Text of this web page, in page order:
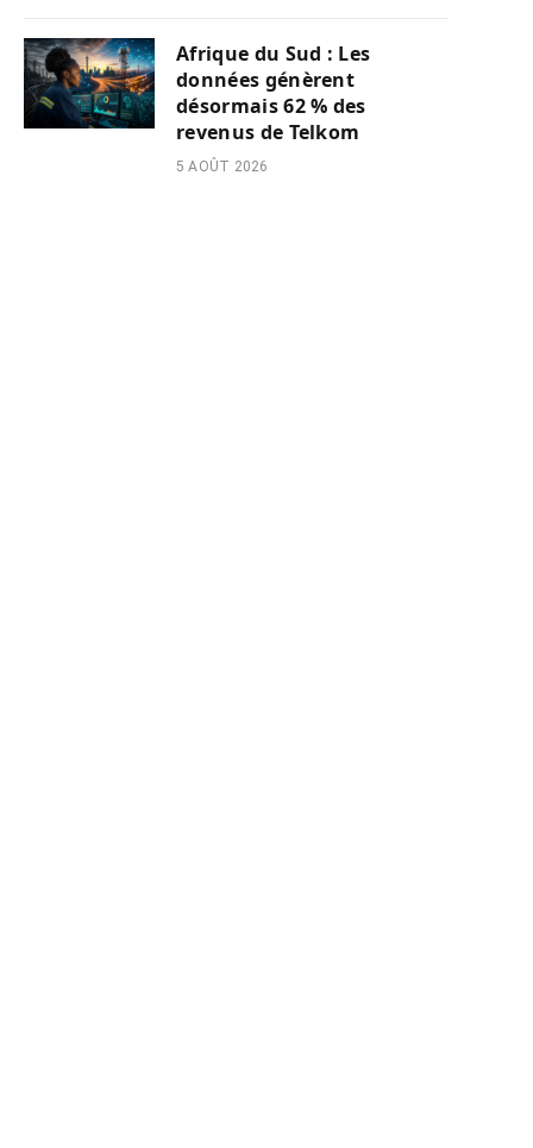
Afrique du Sud : Les
données génèrent
désormais 62 % des
revenus de Telkom
5 AOÛT 2026